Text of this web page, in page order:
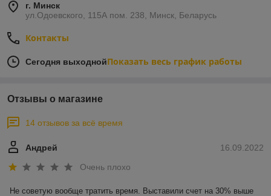
г. Минск
ул.Одоевского, 115А пом. 238, Минск, Беларусь
Контакты
Сегодня выходнойПоказать весь график работы
Отзывы о магазине
14 отзывов за всё время
16.09.2022
Андрей
Очень плохо
Не советую вообще тратить время. Выставили счет на 30% выше